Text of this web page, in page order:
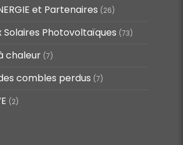
et Partenaires (26)
Solaires Photovoltaïques (73)
chaleur (7)
combles perdus (7)
(2)